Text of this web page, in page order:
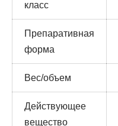
класс
Препаративная
форма
Вес/объем
Действующее
вещество